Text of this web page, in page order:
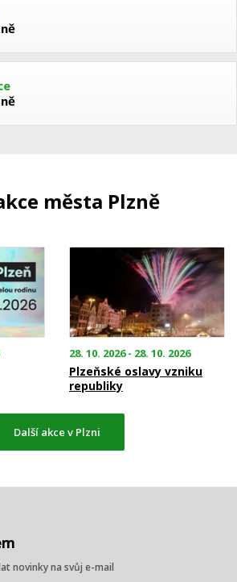
města Plzně
28. 10. 2026 - 28. 10. 2026
Plzeňské oslavy vzniku
republiky
Další akce v Plzni
novinky na svůj e-mail